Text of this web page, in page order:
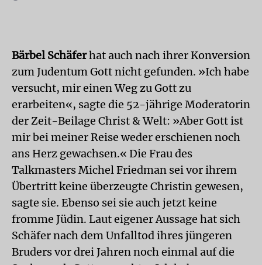
Bärbel Schäferhat auch nach ihrer Konversion
zum Judentum Gott nicht gefunden. »Ich habe
versucht, mir einen Weg zu Gott zu
erarbeiten«, sagte die 52-jährige Moderatorin
der Zeit-Beilage Christ & Welt: »Aber Gott ist
mir bei meiner Reise weder erschienen noch
ans Herz gewachsen.« Die Frau des
Talkmasters Michel Friedman sei vor ihrem
Übertritt keine überzeugte Christin gewesen,
sagte sie. Ebenso sei sie auch jetzt keine
fromme Jüdin. Laut eigener Aussage hat sich
Schäfer nach dem Unfalltod ihres jüngeren
Bruders vor drei Jahren noch einmal auf die